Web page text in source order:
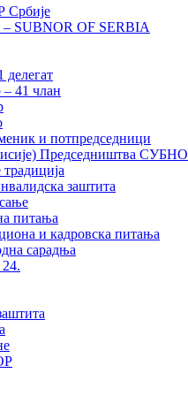
Србије
SUBNOR OF SERBIA
41 члан
и потпредседници
Председништва
заштита
питања
и кадровска питања
сарадња